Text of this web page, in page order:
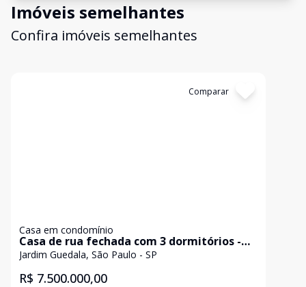
Imóveis semelhantes
Confira imóveis semelhantes
Comparar
Casa em condomínio
Casa de rua fechada com 3 dormitórios -
Jardim Guedala
Jardim Guedala, São Paulo - SP
R$ 7.500.000,00